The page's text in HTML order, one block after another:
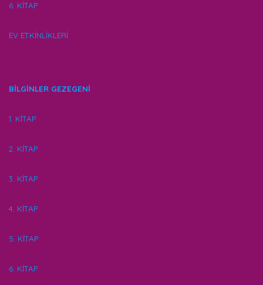
6. KİTAP
EV ETKİNLİKLERİ
BİLGİNLER GEZEGENİ
1. KİTAP
2. KİTAP
3. KİTAP
4. KİTAP
5. KİTAP
6. KİTAP